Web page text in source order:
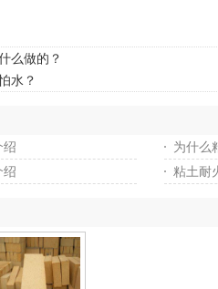
么做的？
水？
绍 为什么
绍
粘土耐